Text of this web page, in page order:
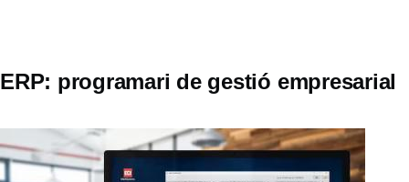
ERP: programari de gestió empresarial